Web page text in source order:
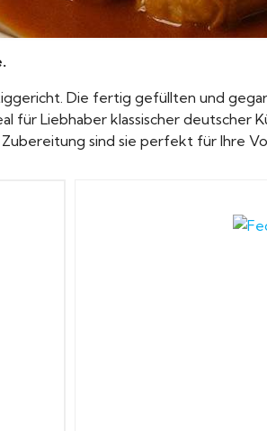
Die fertig gefüllten und
Liebhaber klassischer deutscher
sind sie perfekt für Ihre